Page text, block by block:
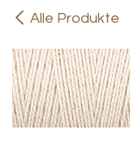
Alle Produkte